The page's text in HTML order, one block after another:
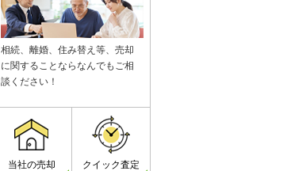
相続、離婚、住み替え等、売却
に関することならなんでもご相
談ください！
当社の売却 クイック査定